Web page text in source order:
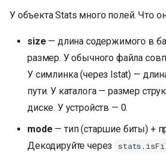
У объекта Stats много полей. Что
size — длина содержимого в
размер. У обычного файла
У симлинка (через lstat) —
пути. У каталога — размер
диске. У устройств — 0.
mode — тип (старшие биты) +
Декодируйте через